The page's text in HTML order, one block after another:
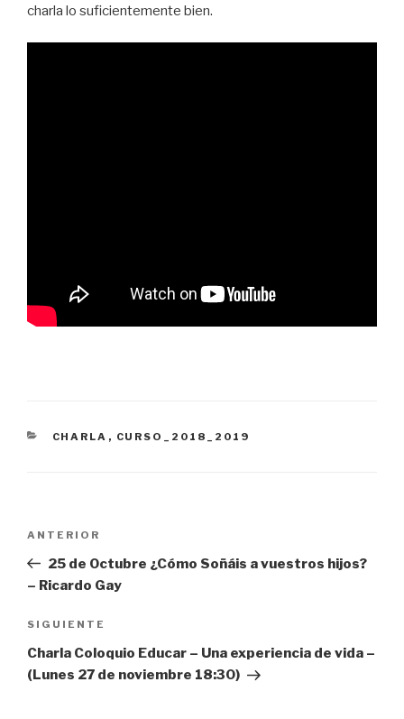
charla lo suficientemente bien.
CATEGORÍAS
CHARLA , CURSO_2018_2019
entradas
Entrada
anterior:
ANTERIOR
25 de Octubre ¿Cómo Soñáis a vuestros hijos?
– Ricardo Gay
Siguiente
entrada
SIGUIENTE
Charla Coloquio Educar – Una experiencia de vida –
(Lunes 27 de noviembre 18:30)